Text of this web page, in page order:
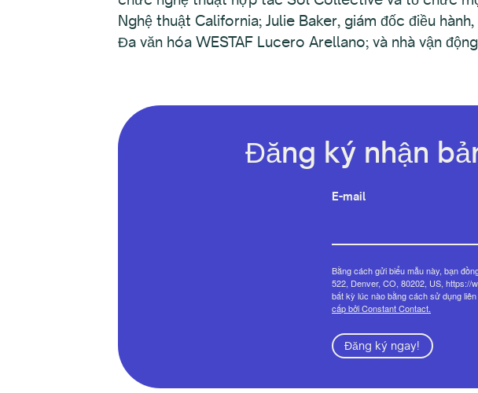
Nghệ thuật California; Julie Baker, giám đốc điều
Đa văn hóa WESTAF Lucero Arellano; và nhà vận
Đăng ký nhận
E-mail
Bằng cách gửi biểu mẫu này, bạn
522, Denver, CO, 80202, US, https://
bất kỳ lúc nào bằng cách sử dụng
cấp bởi Constant Contact.
Đăng ký ngay!